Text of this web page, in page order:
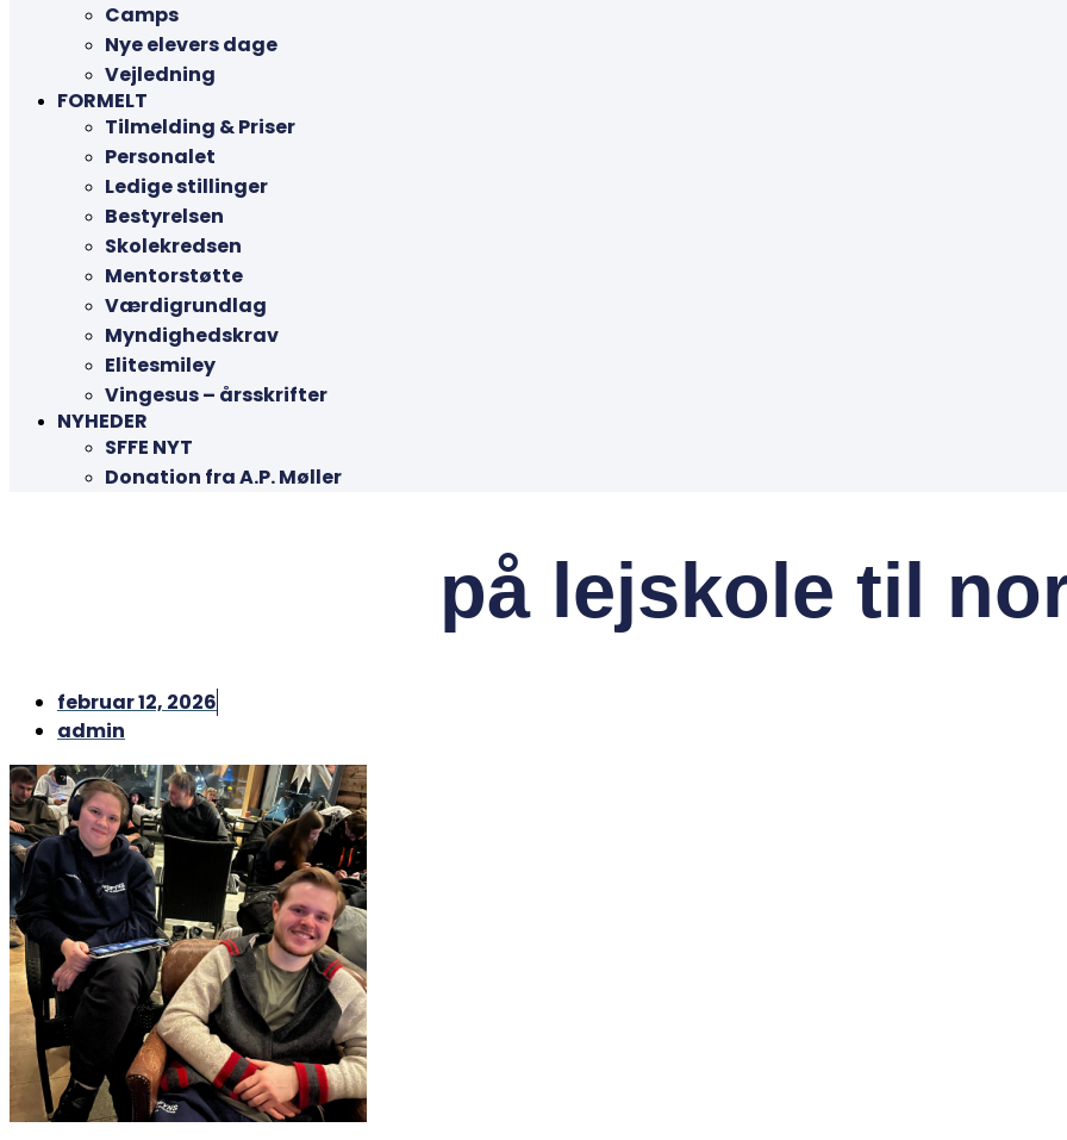
Camps
Nye elevers dage
Vejledning
FORMELT
Tilmelding & Priser
Personalet
Ledige stillinger
Bestyrelsen
Skolekredsen
Mentorstøtte
Værdigrundlag
Myndighedskrav
Elitesmiley
Vingesus – årsskrifter
NYHEDER
SFFE NYT
Donation fra A.P. Møller
på lejskole til
februar 12, 2026
admin